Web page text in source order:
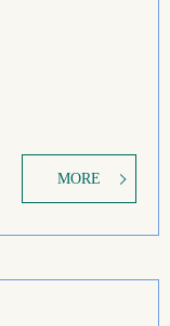
MORE